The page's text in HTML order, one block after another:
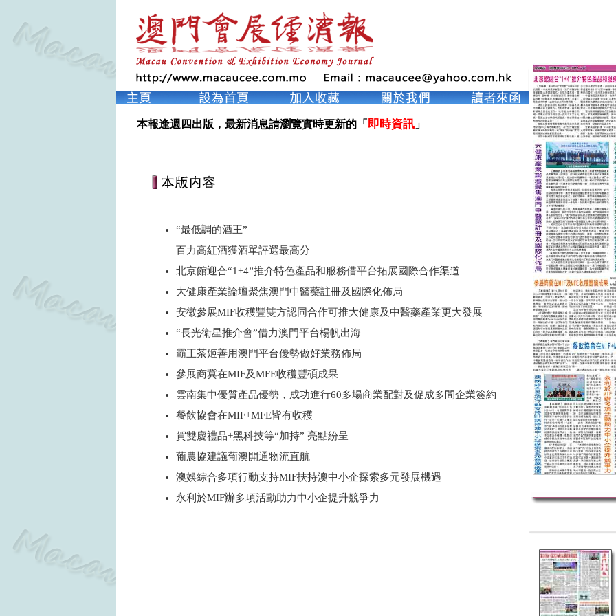
本報逢週四出版，最新消息請瀏覽實時更新的「 即時資訊」
“最低調的酒王”
百力高紅酒獲酒單評選最高分
北京館迎合“1+4”推介特色產品和服務借平台拓展國際合作渠道
大健康產業論壇聚焦澳門中醫藥註冊及國際化佈局
安徽參展MIF收穫豐雙方認同合作可推大健康及中醫藥產業更大發展
“長光衛星推介會”借力澳門平台楊帆出海
霸王茶姬善用澳門平台優勢做好業務佈局
參展商冀在MIF及MFE收穫豐碩成果
雲南集中優質產品優勢，成功進行60多場商業配對及促成多間企業簽約
餐飲協會在MIF+MFE皆有收穫
賀雙慶禮品+黑科技等“加持” 亮點紛呈
葡農協建議葡澳開通物流直航
澳娛綜合多項行動支持MIF扶持澳中小企探索多元發展機遇
永利於MIF辦多項活動助力中小企提升競爭力